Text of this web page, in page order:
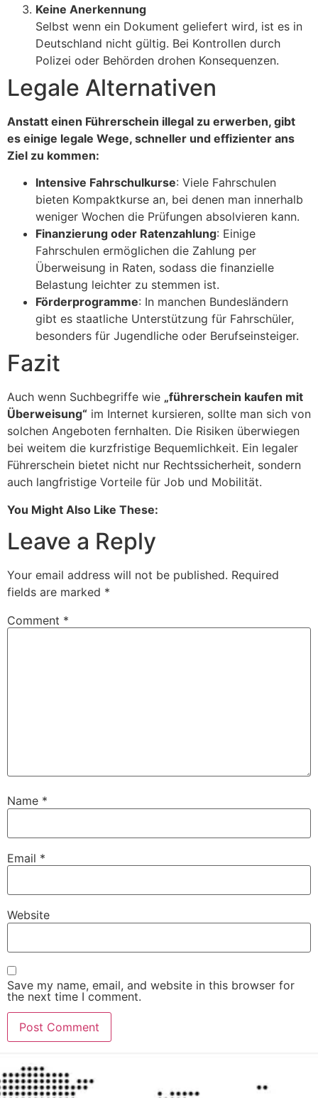
Keine Anerkennung
Selbst wenn ein Dokument geliefert wird, ist es in
Deutschland nicht gültig. Bei Kontrollen durch
Polizei oder Behörden drohen Konsequenzen.
Legale Alternativen
Anstatt einen Führerschein illegal zu erwerben, gibt
es einige legale Wege, schneller und effizienter ans
Ziel zu kommen:
Intensive Fahrschulkurse: Viele Fahrschulen
bieten Kompaktkurse an, bei denen man innerhalb
weniger Wochen die Prüfungen absolvieren kann.
Finanzierung oder Ratenzahlung: Einige
Fahrschulen ermöglichen die Zahlung per
Überweisung in Raten, sodass die finanzielle
Belastung leichter zu stemmen ist.
Förderprogramme: In manchen Bundesländern
gibt es staatliche Unterstützung für Fahrschüler,
besonders für Jugendliche oder Berufseinsteiger.
Fazit
Auch wenn Suchbegriffe wie „führerschein kaufen mit
Überweisung“ im Internet kursieren, sollte man sich von
solchen Angeboten fernhalten. Die Risiken überwiegen
bei weitem die kurzfristige Bequemlichkeit. Ein legaler
Führerschein bietet nicht nur Rechtssicherheit, sondern
auch langfristige Vorteile für Job und Mobilität.
You Might Also Like These:
Leave a Reply
Your email address will not be published. Required
fields are marked *
Comment *
Name *
Email *
Website
Save my name, email, and website in this browser for
the next time I comment.